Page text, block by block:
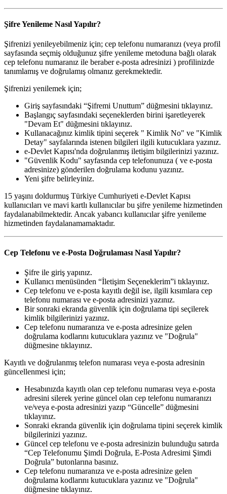
Şifre Yenileme Nasıl Yapılır?
Şifrenizi yenileyebilmeniz için; cep telefonu numaranızı (veya profil
sayfasında seçmiş olduğunuz şifre yenileme metoduna bağlı olarak
cep telefonu numaranız ile beraber e-posta adresinizi ) profilinizde
tanımlamış ve doğrulamış olmanız gerekmektedir.
Şifrenizi yenilemek için;
Giriş sayfasındaki “Şifremi Unuttum” düğmesini tıklayınız.
Başlangıç sayfasındaki seçeneklerden birini işaretleyerek
"Devam Et" düğmesini tıklayınız.
Kullanacağınız kimlik tipini seçerek " Kimlik No" ve "Kimlik
Detay" sayfalarında istenen bilgileri ilgili kutucuklara yazınız.
e-Devlet Kapısı'nda doğrulanmış iletişim bilgilerinizi yazınız.
"Güvenlik Kodu" sayfasında cep telefonunuza ( ve e-posta
adresinize) gönderilen doğrulama kodunu yazınız.
Yeni şifre belirleyiniz.
15 yaşını doldurmuş Türkiye Cumhuriyeti e-Devlet Kapısı
kullanıcıları ve mavi kartlı kullanıcılar bu şifre yenileme hizmetinden
faydalanabilmektedir. Ancak yabancı kullanıcılar şifre yenileme
hizmetinden faydalanamamaktadır.
Cep Telefonu ve e-Posta Doğrulaması Nasıl Yapılır?
Şifre ile giriş yapınız.
Kullanıcı menüsünden “İletişim Seçeneklerim”i tıklayınız.
Cep telefonu ve e-posta kayıtlı değil ise, ilgili kısımlara cep
telefonu numarası ve e-posta adresinizi yazınız.
Bir sonraki ekranda güvenlik için doğrulama tipi seçilerek
kimlik bilgilerinizi yazınız.
Cep telefonu numaranıza ve e-posta adresinize gelen
doğrulama kodlarını kutucuklara yazınız ve "Doğrula"
düğmesine tıklayınız.
Kayıtlı ve doğrulanmış telefon numarası veya e-posta adresinin
güncellenmesi için;
Hesabınızda kayıtlı olan cep telefonu numarası veya e-posta
adresini silerek yerine güncel olan cep telefonu numaranızı
ve/veya e-posta adresinizi yazıp “Güncelle” düğmesini
tıklayınız.
Sonraki ekranda güvenlik için doğrulama tipini seçerek kimlik
bilgilerinizi yazınız.
Güncel cep telefonu ve e-posta adresinizin bulunduğu satırda
“Cep Telefonumu Şimdi Doğrula, E-Posta Adresimi Şimdi
Doğrula” butonlarına basınız.
Cep telefonu numaranıza ve e-posta adresinize gelen
doğrulama kodlarını kutucuklara yazınız ve "Doğrula"
düğmesine tıklayınız.